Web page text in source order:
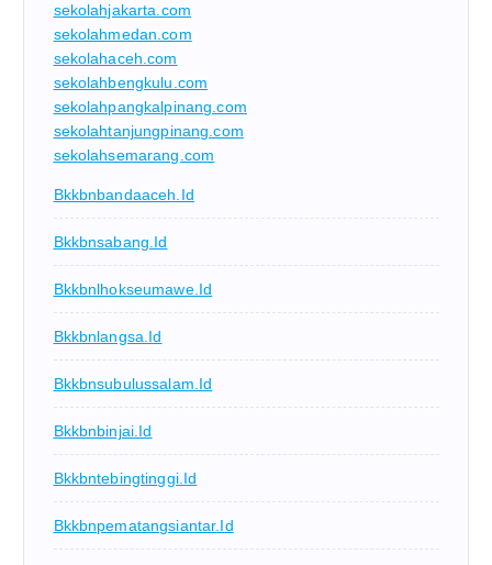
sekolahjakarta.com
sekolahmedan.com
sekolahaceh.com
sekolahbengkulu.com
sekolahpangkalpinang.com
sekolahtanjungpinang.com
sekolahsemarang.com
Bkkbnbandaaceh.id
Bkkbnsabang.id
Bkkbnlhokseumawe.id
Bkkbnlangsa.id
Bkkbnsubulussalam.id
Bkkbnbinjai.id
Bkkbntebingtinggi.id
Bkkbnpematangsiantar.id